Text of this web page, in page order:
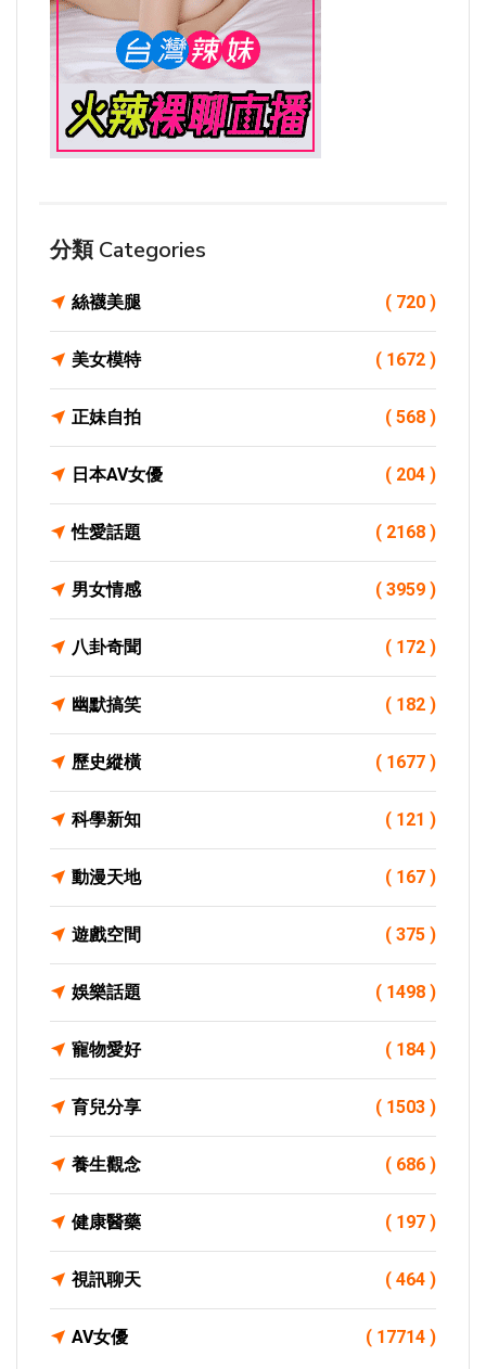
分類 Categories
絲襪美腿 ( 720 )
美女模特 ( 1672 )
正妹自拍 ( 568 )
日本AV女優 ( 204 )
性愛話題 ( 2168 )
男女情感 ( 3959 )
八卦奇聞 ( 172 )
幽默搞笑 ( 182 )
歷史縱橫 ( 1677 )
科學新知 ( 121 )
動漫天地 ( 167 )
遊戲空間 ( 375 )
娛樂話題 ( 1498 )
寵物愛好 ( 184 )
育兒分享 ( 1503 )
養生觀念 ( 686 )
健康醫藥 ( 197 )
視訊聊天 ( 464 )
AV女優 ( 17714 )